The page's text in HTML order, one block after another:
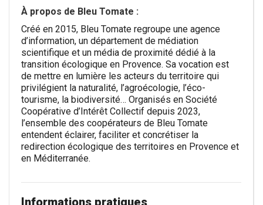
À propos de Bleu Tomate :
Créé en 2015, Bleu Tomate regroupe une agence
d’information, un département de médiation
scientifique et un média de proximité dédié à la
transition écologique en Provence. Sa vocation est
de mettre en lumière les acteurs du territoire qui
privilégient la naturalité, l’agroécologie, l’éco-
tourisme, la biodiversité… Organisés en Société
Coopérative d’Intérêt Collectif depuis 2023,
l’ensemble des coopérateurs de Bleu Tomate
entendent éclairer, faciliter et concrétiser la
redirection écologique des territoires en Provence et
en Méditerranée.
Informations pratiques